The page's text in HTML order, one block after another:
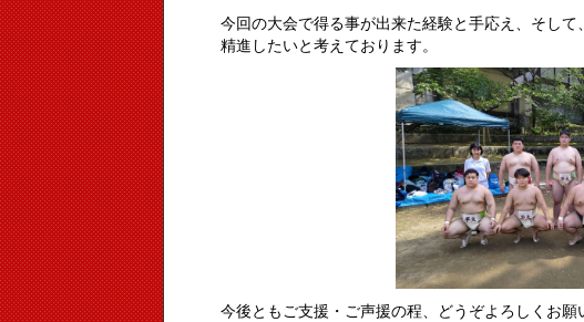
今回の大会で得る事が出来た経験と手応え、そし
精進したいと考えております。
今後ともご支援・ご声援の程、どうぞよろしくお願